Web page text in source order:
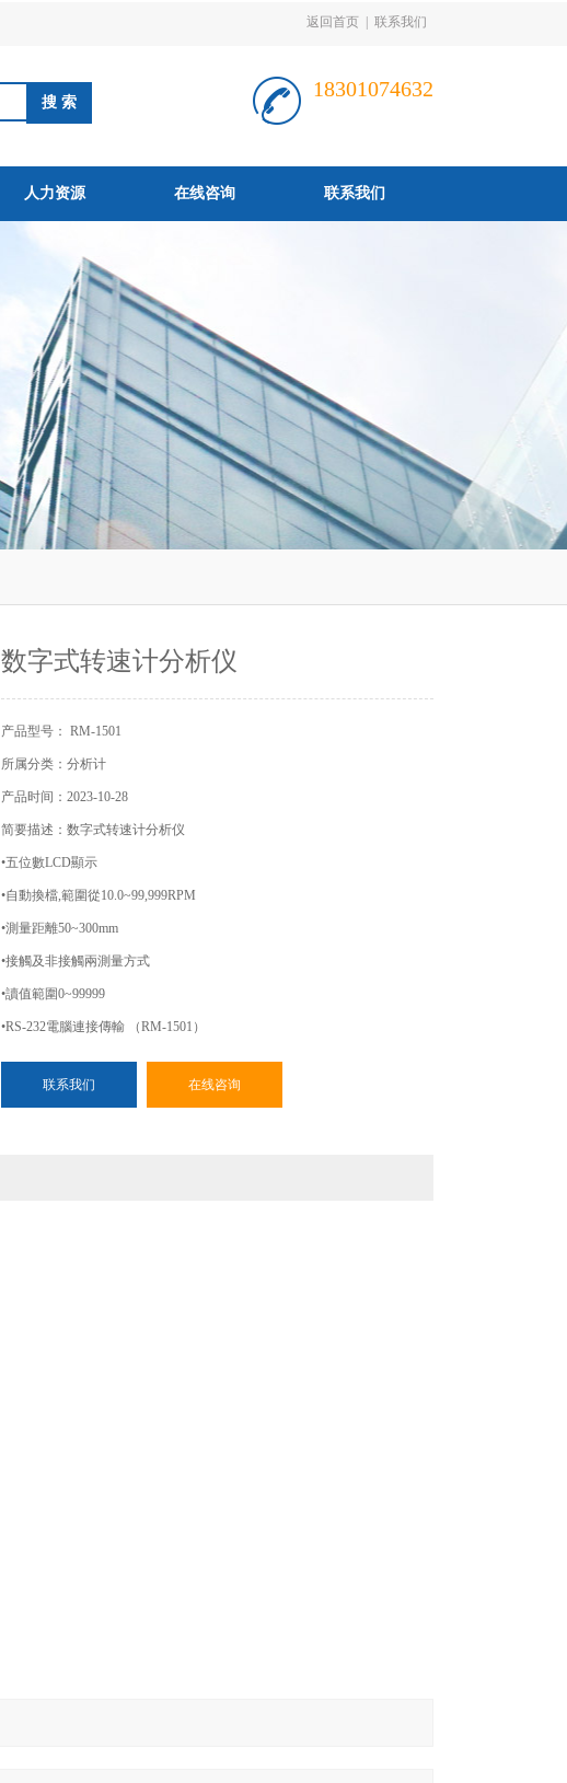
返回首页 联系我们
18301074632
人力资源 在线咨询 联系我们
数字式转速计分析仪
产品型号： RM-1501
所属分类：分析计
产品时间：2023-10-28
简要描述：数字式转速计分析仪
•五位數LCD顯示
•自動換檔,範圍從10.0~99,999RPM
•測量距離50~300mm
•接觸及非接觸兩測量方式
•讀值範圍0~99999
•RS-232電腦連接傳輸 （RM-1501）
•接觸式轉速轉接頭 （RM-1502）須另選購
联系我们
在线咨询